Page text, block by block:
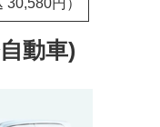
円）
動車)